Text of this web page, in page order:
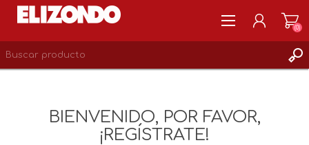
LISTA DE DESEOS 0
(0)
BIENVENIDO, POR FAVOR,
¡REGÍSTRATE!